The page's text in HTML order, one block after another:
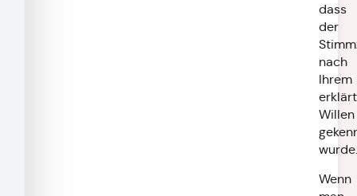
dass
der
nach
Ihrem
Willen
wurde.
Wenn